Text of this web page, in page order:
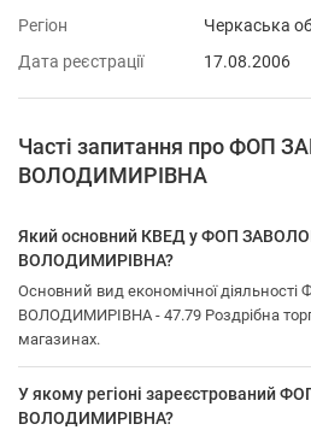
Регіон
Черкаська
Дата реєстрації
17.08.2006
Часті запитання про ФОП
ВОЛОДИМИРІВНА
Який основний КВЕД у ФОП
ВОЛОДИМИРІВНА?
Основний вид економічної
ВОЛОДИМИРІВНА - 47.79 Роздрібна
магазинах.
У якому регіоні зареєстрований
ВОЛОДИМИРІВНА?